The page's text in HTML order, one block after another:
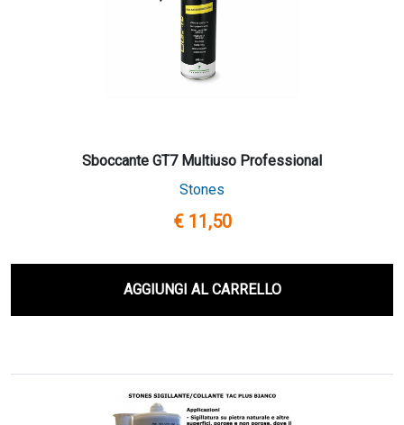
Sboccante GT7 Multiuso Professional
Stones
€ 11,50
AGGIUNGI AL CARRELLO